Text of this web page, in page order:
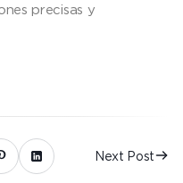
precisas y
Next Post